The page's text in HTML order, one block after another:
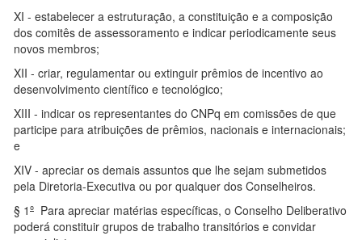
XI - estabelecer a estruturação, a constituição e a composição
dos comitês de assessoramento e indicar periodicamente seus
novos membros;
XII - criar, regulamentar ou extinguir prêmios de incentivo ao
desenvolvimento científico e tecnológico;
XIII - indicar os representantes do CNPq em comissões de que
participe para atribuições de prêmios, nacionais e internacionais;
e
XIV - apreciar os demais assuntos que lhe sejam submetidos
pela Diretoria-Executiva ou por qualquer dos Conselheiros.
§ 1º Para apreciar matérias específicas, o Conselho Deliberativo
poderá constituir grupos de trabalho transitórios e convidar